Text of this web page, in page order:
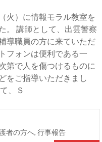
火）に情報モラル教室を
。 講師として、出雲警察
導職員の方に来ていただ
フォンは便利である一
第で人を傷つけるものに
をご指導いただきまし
、Ｓ
者の方へ,行事報告